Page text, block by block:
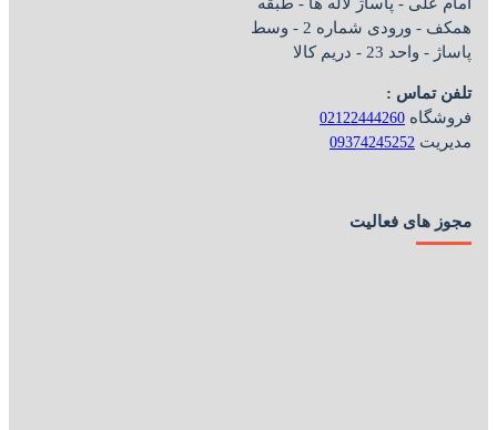
همکف - ورودی شماره 2 - وسط
پاساژ - واحد 23 - دریم کالا
تلفن تماس :
فروشگاه 02122444260
مدیریت 09374245252
مجوز های فعالیت